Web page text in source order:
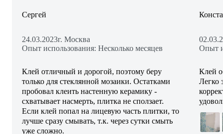
Сергей
24.03.2023г. Москва
Опыт использования: Несколько месяцев
Клей отличный и дорогой, поэтому беру
только для стеклянной мозаики. Остатками
пробовал клеить настенную керамику -
схватывает насмерть, плитка не сползает.
Если клей попал на лицевую часть плитки, то
лучше сразу смывать, т.к. через сутки смыть
уже сложно.
Опыт
Клей
Легко